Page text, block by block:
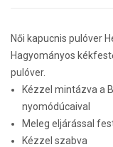
Női kapucnis pulóver
Hagyományos
pulóver.
Kézzel mintázva a
nyomódúcaival
Meleg eljárással
Kézzel szabva